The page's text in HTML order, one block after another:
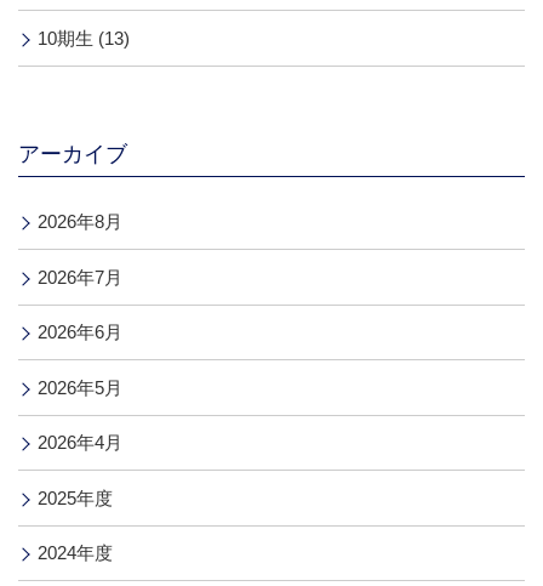
10期生 (13)
アーカイブ
2026年8月
2026年7月
2026年6月
2026年5月
2026年4月
2025年度
2024年度